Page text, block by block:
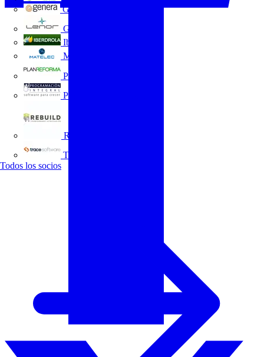
GENERA
Grupo Lenor
Iberdrola
MATELEC
Plan Reforma
Programación Integral
REBUILD
Trace Software
Todos los socios